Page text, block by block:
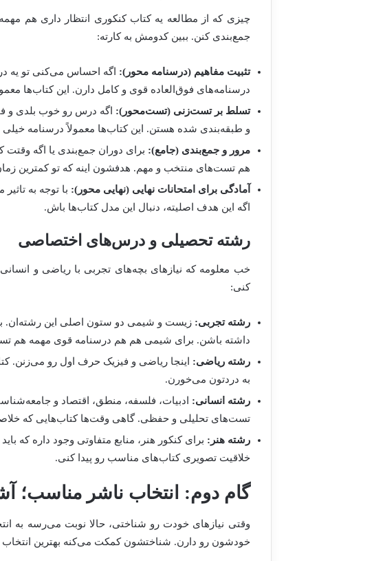
چیزی که از مطالعه یه کتاب کنکوری انتظار داری هم
جمع‌بندی کنن. ببین کدومش به کارته:
تثبیت مفاهیم (درسنامه محور): اگه احساس می‌کنی تو یه
درسنامه‌های فوق‌العاده قوی و کامل دارن. این کتاب‌ها
تسلط بر تست‌زنی (تست‌محور): اگه درس رو خوب بلدی و
و طبقه‌بندی شده هستن. این کتاب‌ها معمولاً درسنامه خیلی
مرور و جمع‌بندی (جامع): برای دوران جمع‌بندی یا اگه وقتت
هم تست‌های منتخب و مهم. هدفشون اینه که تو کمترین
آمادگی برای امتحانات نهایی (نهایی محور): با توجه به
اگه این هدف اصلیته، دنبال این مدل کتاب‌ها باش.
رشته تحصیلی و درس‌های اختصاصی
خب معلومه که نیازهای بچه‌های تجربی با ریاضی و
کنی:
رشته تجربی: زیست و شیمی دو ستون اصلی این رشته‌ان.
داشته باشن. برای شیمی هم هم درسنامه قوی مهمه هم
رشته ریاضی: اینجا ریاضی و فیزیک حرف اول رو می‌زنن.
به دردتون می‌خورن.
رشته انسانی: ادبیات، فلسفه، منطق، اقتصاد و
تست‌های تحلیلی و حفظی. گاهی وقت‌ها کتاب‌هایی که
رشته هنر: برای کنکور هنر، منابع متفاوتی وجود داره
خلاقیت تصویری کتاب‌های مناسب رو پیدا کنی.
گام دوم: انتخاب ناشر مناسب؛
وقتی نیازهای خودت رو شناختی، حالا نوبت می‌رسه به
خودشون رو دارن. شناختشون کمکت می‌کنه بهترین انتخاب